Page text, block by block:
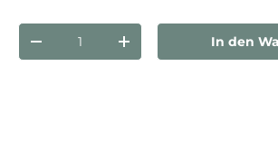
Anzahl
Menge verringernMenge erhöhenIn den